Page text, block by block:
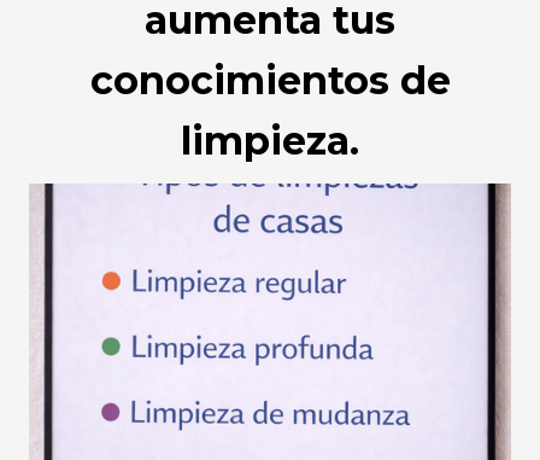
aumenta tus
conocimientos de
limpieza.